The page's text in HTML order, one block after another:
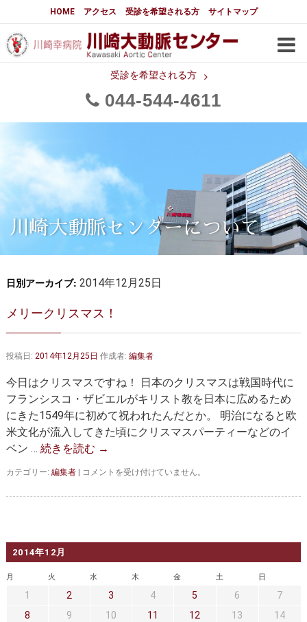
HOME アクセス 受診を希望される方 サイトマップ
受診を希望される方
044 544 4611
大動脈センターについて
はじめに 大動脈センターについて
メディアでの紹介
都道府県別患者マップ 都道府県別紹介病院
大動脈瘤について 基本編
3分でわかる大動脈瘤・大動脈
大動脈瘤
大動脈解離（解離性大動脈瘤）
胸部大動脈瘤の治療
腹部大動脈瘤の治療
大動脈弁・大動脈基部の治療
胸部大動脈瘤 胸腹部大動脈瘤
腹部大動脈瘤 大動脈解離
マルファン症候群
大動脈瘤を指摘されたら？
セカンドオピニオン 治療費について
川崎大動脈センターについて
日別アーカイブ: 2014年12月25日
メリークリスマス！
投稿日: 2014年12月25日 作成者: 編集者
今日はクリスマスですね！ 日本のクリスマスは戦国時代に
フランシスコ・ザビエルがキリスト教を日本に広めるため
にきた1549年に初めて祝われたんだとか。 明治になると欧
米文化が流入してきた頃にクリスマスパーティーなどのイ
ベン … 続きを読む →
カテゴリー: 編集者
メ
ー
コメントを受け付けていません。
2014年12月
月 火 水 木 金 土 日
1 2 3 4 5 6
7
8
9 10 11 12 13
14